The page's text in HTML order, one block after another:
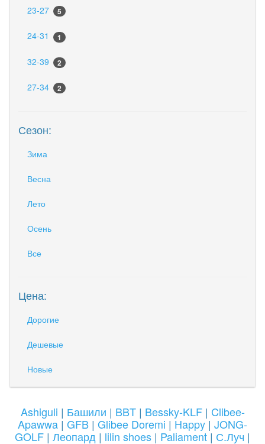
23-27 5
24-31 1
32-39 2
27-34 2
Сезон:
Зима
Весна
Лето
Осень
Все
Цена:
Дорогие
Дешевые
Новые
Ashiguli | Башили | BBT| Bessky-KLF| Clibee-
Apawwa | GFB | Glibee Doremi | Happy | JONG-
GOLF | Леопард | lilin shoes | Paliament | С.Луч |